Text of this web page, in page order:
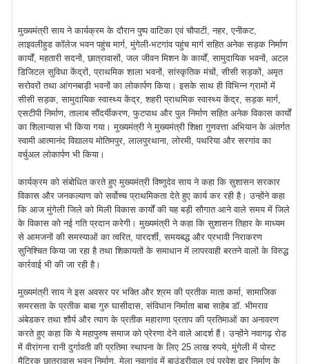
मुख्यमंत्री साय ने कार्यक्रम के दौरान पुष्प वाटिका एवं चौपाटी, नहर, एनीकट,
लाइवलीहुड कॉलेज भवन पहुंच मार्ग, मुंगेली-भटगांव पहुंच मार्ग सहित अनेक सड़क निर्माण
कार्यों, महतारी सदनों, छात्रावासों, जल जीवन मिशन के कार्यों, सामुदायिक भवनों, अटल
डिजिटल सुविधा केंद्रों, प्राथमिक शाला भवनों, सांस्कृतिक मंचों, सीसी सड़कों, अमृत
सरोवरों तथा आंगनबाड़ी भवनों का लोकार्पण किया। इसके साथ ही विभिन्न ग्रामों में
सीसी सड़क, सामुदायिक स्वास्थ्य केंद्र, शहरी प्राथमिक स्वास्थ्य केंद्र, सड़क मार्ग,
एसटीपी निर्माण, तालाब सौंदर्यीकरण, फुटपाथ और पुल निर्माण सहित अनेक विकास कार्यों
का शिलान्यास भी किया गया। मुख्यमंत्री ने मुख्यमंत्री शिक्षा गुणवत्ता अभियान के अंतर्गत
स्वामी आत्मानंद विद्यालय मोतिमपुर, लालपुरथाना, लोरमी, पथरिया और सरगांव का
वर्चुअल लोकार्पण भी किया।
कार्यक्रम को संबोधित करते हुए मुख्यमंत्री विष्णुदेव साय ने कहा कि सुशासन सरकार
विकास और जनकल्याण को सर्वोच्च प्राथमिकता देते हुए कार्य कर रही है। उन्होंने कहा
कि आज मुंगेली जिले को मिली विकास कार्यों की यह बड़ी सौगात आने वाले समय में जिले
के विकास को नई गति प्रदान करेगी। मुख्यमंत्री ने कहा कि सुशासन तिहार के माध्यम
से आमजनों की समस्याओं का त्वरित, पारदर्शी, समयबद्ध और प्रभावी निराकरण
सुनिश्चित किया जा रहा है तथा शिकायतों के समाधान में लापरवाही बरतने वालों के विरुद्ध
कार्रवाई भी की जा रही है।
मुख्यमंत्री साय ने इस अवसर पर भक्ति और श्रम की प्रतीक माता कर्मा, सामाजिक
समरसता के प्रतीक बाबा गुरु घासीदास, संविधान निर्माता बाबा साहेब डॉ. भीमराव
अंबेडकर तथा शौर्य और त्याग के प्रतीक महाराणा प्रताप की प्रतिमाओं का अनावरण
करते हुए कहा कि ये महापुरुष समाज को प्रेरणा देने वाले आदर्श हैं। उन्होंने नवागढ़ रोड
में वीरांगना रानी दुर्गावती की प्रतिमा स्थापना के लिए 25 लाख रुपये, मुंगेली में पोस्ट
मैट्रिक छात्रावास भवन निर्माण, मेला नवागांव में बाउंड्रीवाल एवं प्रवेश द्वार निर्माण के